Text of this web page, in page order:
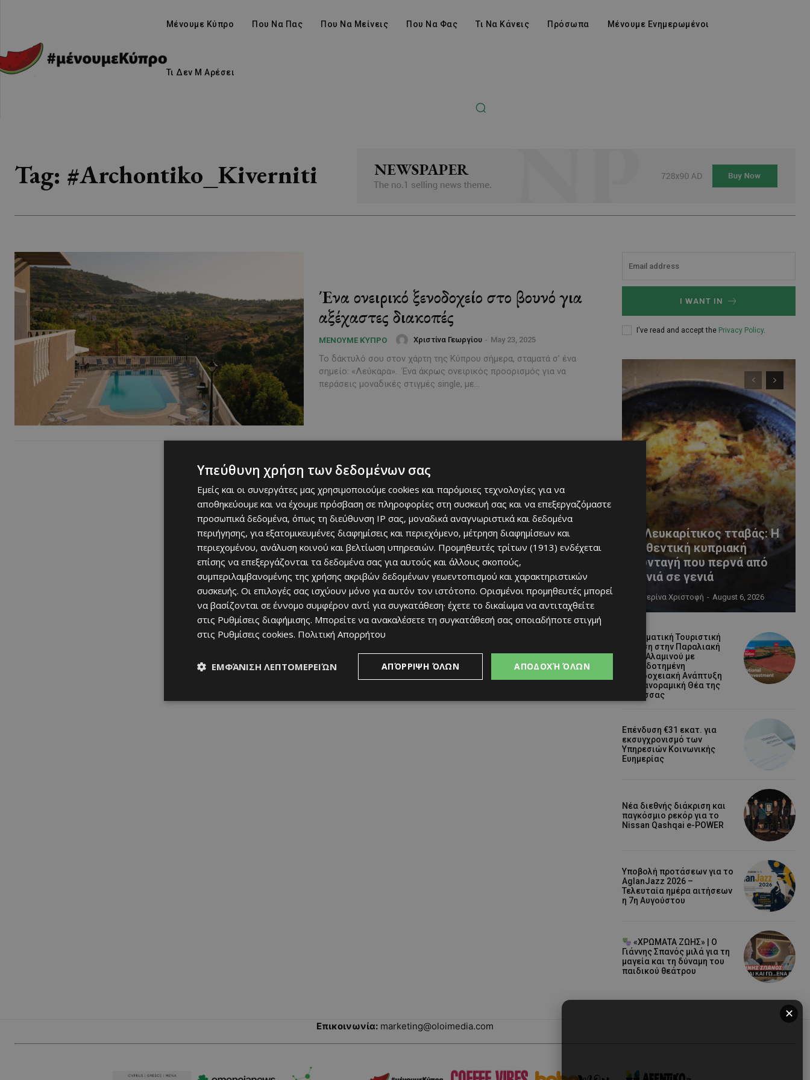
Μένουμε Κύπρο Που Να Πας Που Να Μείνεις Που Να Φας Τι Να Κάνεις Πρόσωπα Μένουμε Ενημερωμένοι
Τι Δεν Μ Αρέσει
Tag: #Archontiko_Kiverniti
Ένα ονειρικό ξενοδοχείο στο βουνό για
αξέχαστες διακοπές
ΜΈΝΟΥΜΕ ΚΎΠΡΟ Χριστίνα Γεωργίου - May 23, 2025
Το δάκτυλό σου στον χάρτη της Κύπρου σήμερα, σταματά σ’ ένα
σημείο: «Λεύκαρα». Ένα άκρως ονειρικός προορισμός για να
περάσεις μοναδικές στιγμές single, με...
I WANT IN
I've read and accept the Privacy Policy.
Ο Λευκαρίτικος τταβάς: Η
αυθεντική κυπριακή
συνταγή που περνά από
γενιά σε γενιά
Κατερίνα Χριστοφή - August 6, 2026
Εμβληματική Τουριστική
Έκταση στην Παραλιακή
Ζώνη Αλαμινού με
Αδειοδοτημένη
Ξενοδοχειακή Ανάπτυξη
και Πανοραμική Θέα της
Θάλασσας
Επένδυση €31 εκατ. για
εκσυγχρονισμό των
Υπηρεσιών Κοινωνικής
Ευημερίας
Νέα διεθνής διάκριση και
παγκόσμιο ρεκόρ για το
Nissan Qashqai e-POWER
Υποβολή προτάσεων για το
AglanJazz 2026 –
Τελευταία ημέρα αιτήσεων
η 7η Αυγούστου
«ΧΡΩΜΑΤΑ ΖΩΗΣ» | Ο
Γιάννης Σπανός μιλά για τη
μαγεία και τη δύναμη του
παιδικού θεάτρου
Επικοινωνία: marketing@oloimedia.com
✕
Υπεύθυνη χρήση των δεδομένων σας
Εμείς και οι συνεργάτες μας χρησιμοποιούμε cookies και παρόμοιες τεχνολογίες για να
αποθηκεύουμε και να έχουμε πρόσβαση σε πληροφορίες στη συσκευή σας και να επεξεργαζόμαστε
προσωπικά δεδομένα, όπως τη διεύθυνση IP σας, μοναδικά αναγνωριστικά και δεδομένα
περιήγησης, για εξατομικευμένες διαφημίσεις και περιεχόμενο, μέτρηση διαφημίσεων και
περιεχομένου, ανάλυση κοινού και βελτίωση υπηρεσιών. Προμηθευτές τρίτων (1913) ενδέχεται
επίσης να επεξεργάζονται τα δεδομένα σας για αυτούς και άλλους σκοπούς,
συμπεριλαμβανομένης της χρήσης ακριβών δεδομένων γεωεντοπισμού και χαρακτηριστικών
συσκευής. Οι επιλογές σας ισχύουν μόνο για αυτόν τον ιστότοπο. Ορισμένοι προμηθευτές μπορεί
να βασίζονται σε έννομο συμφέρον αντί για συγκατάθεση· έχετε το δικαίωμα να αντιταχθείτε
στις Ρυθμίσεις διαφήμισης. Μπορείτε να ανακαλέσετε τη συγκατάθεσή σας οποιαδήποτε στιγμή
στις Ρυθμίσεις cookies. Πολιτική Απορρήτου
ΑΠΟΔΟΧΉ ΌΛΩΝ
ΑΠΌΡΡΙΨΗ ΌΛΩΝ
ΕΜΦΆΝΙΣΗ ΛΕΠΤΟΜΕΡΕΙΏΝ